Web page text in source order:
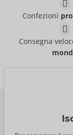
RC Hands-
Function
JAVIDA- ORION Brand
05553800000
Confezioni
Consegna